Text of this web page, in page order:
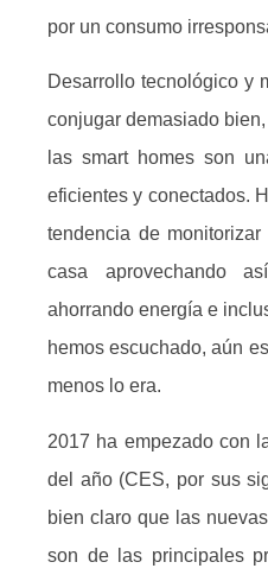
por un consumo
Desarrollo tecnológico y
conjugar demasiado
las smart homes son
eficientes y conectados.
tendencia de
casa aprovechando
ahorrando energía e
hemos escuchado, aún
menos lo era.
2017 ha empezado con
del año (CES, por sus
bien claro que las
son de las principales